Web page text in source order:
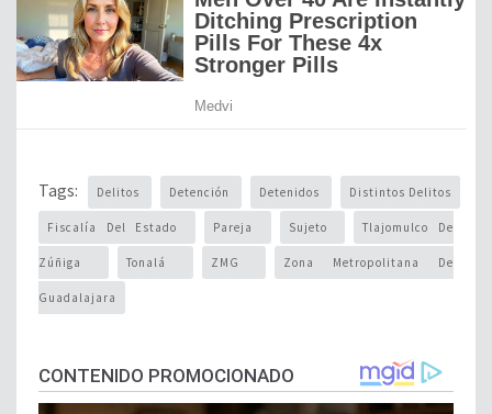
Tags: Delitos Detención Detenidos Distintos Delitos
Fiscalía Del Estado Pareja Sujeto Tlajomulco De
Zúñiga Tonalá ZMG Zona Metropolitana De
Guadalajara
CONTENIDO PROMOCIONADO